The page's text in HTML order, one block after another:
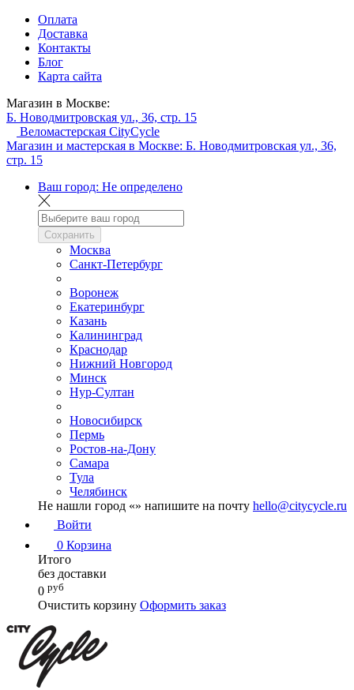
Оплата
Доставка
Контакты
Блог
Карта сайта
Магазин в Москве:
Б. Новодмитровская ул., 36, стр. 15
Веломастерская CityCycle
Магазин и мастерская в Москве: Б. Новодмитровская ул., 36,
стр. 15
Ваш город: Не определено
Сохранить
Москва
Санкт-Петербург
Воронеж
Екатеринбург
Казань
Калининград
Краснодар
Нижний Новгород
Минск
Нур-Султан
Новосибирск
Пермь
Ростов-на-Дону
Самара
Тула
Челябинск
Не нашли город «» напишите на почту hello@citycycle.ru
Войти
0 Корзина
Итого
без доставки
0 руб
Очистить корзину Оформить заказ